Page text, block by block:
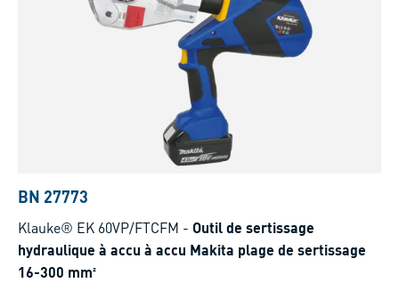
BN 27773
Klauke® EK 60VP/FTCFM - Outil de sertissage
hydraulique à accu à accu Makita plage de sertissage
16-300 mm²